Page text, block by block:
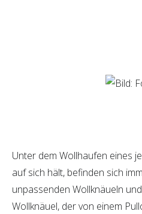
Unter dem Wollhaufen eines
auf sich hält, befinden sich
unpassenden Wollknäueln
Wollknäuel, der von einem